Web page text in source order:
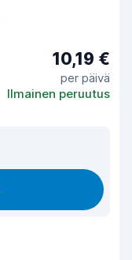
10,19 €
per päivä
Ilmainen peruutus